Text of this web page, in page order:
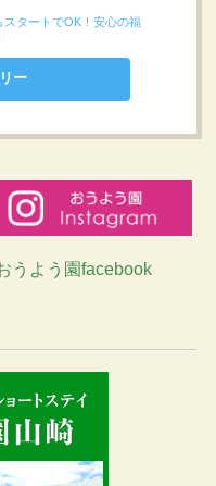
タートでOK！安心の福
ー